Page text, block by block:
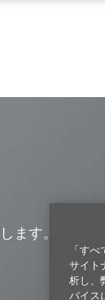
ます。また、
東京本
新川1-
「す
サイト
析し、
バイス